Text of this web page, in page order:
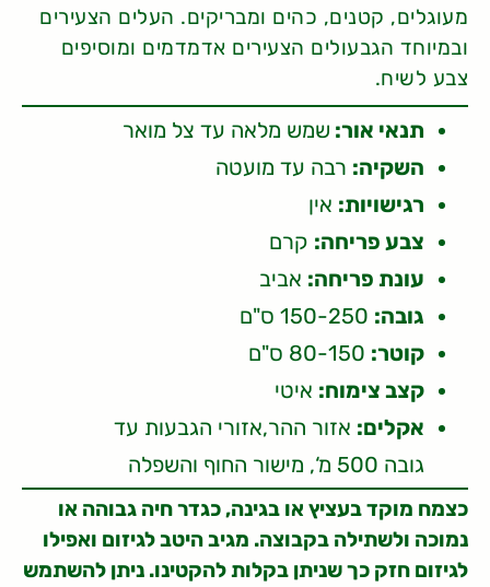
מעוגלים, קטנים, כהים ומבריקים. העלים הצעירים
ובמיוחד הגבעולים הצעירים אדמדמים ומוסיפים
צבע לשיח.
תנאי אור: שמש מלאה עד צל מואר
השקיה: רבה עד מועטה
רגישויות: אין
צבע פריחה: קרם
עונת פריחה: אביב
גובה:
קוטר:
קצב צימוח: איטי
אקלים: אזור ההר,אזורי הגבעות עד
גובה 500 מ‘, מישור החוף והשפלה
כצמח מוקד בעציץ או בגינה, כגדר חיה גבוהה או
נמוכה ולשתילה בקבוצה. מגיב היטב לגיזום ואפילו
לגיזום חזק כך שניתן בקלות להקטינו. ניתן להשתמש